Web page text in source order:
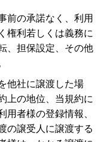
前の承諾なく、利用
権利若しくは義務に
、担保設定、その他
他社に譲渡した場
上の地位、当規約に
用者様の登録情報、
の譲受人に譲渡する